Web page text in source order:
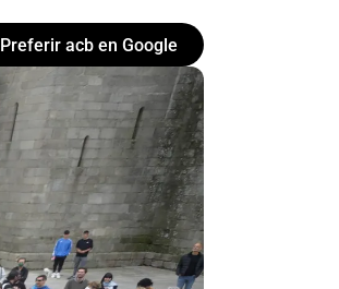
Preferir acb en Google